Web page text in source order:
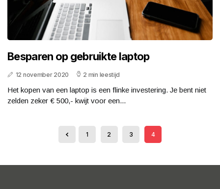
Besparen op gebruikte laptop
12 november 2020 2 min leestijd
Het kopen van een laptop is een flinke investering. Je bent niet
zelden zeker € 500,- kwijt voor een...
1 2 3 4